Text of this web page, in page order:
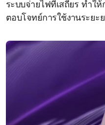
ระบบจ่ายไฟที่เสถียร ทำใ
ตอบโจทย์การใช้งานระยะ